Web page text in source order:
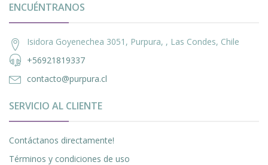
ENCUÉNTRANOS
Isidora Goyenechea 3051, Purpura, , Las Condes, Chile
+56921819337
contacto@purpura.cl
SERVICIO AL CLIENTE
Contáctanos directamente!
Términos y condiciones de uso